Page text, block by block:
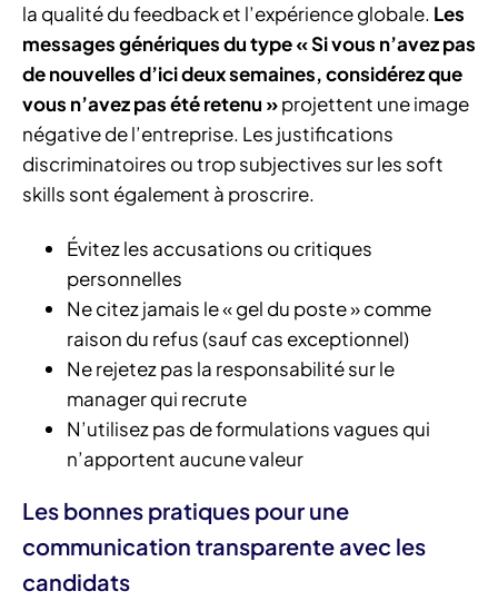
la qualité du feedback et l’expérience globale. Les
messages génériques du type « Si vous n’avez pas
de nouvelles d’ici deux semaines, considérez que
vous n’avez pas été retenu »projettent une image
négative de l’entreprise. Les justifications
discriminatoires ou trop subjectives sur les soft
skills sont également à proscrire.
Évitez les accusations ou critiques
personnelles
Ne citez jamais le « gel du poste » comme
raison du refus (sauf cas exceptionnel)
Ne rejetez pas la responsabilité sur le
manager qui recrute
N’utilisez pas de formulations vagues qui
n’apportent aucune valeur
Les bonnes pratiques pour une
communication transparente avec les
candidats